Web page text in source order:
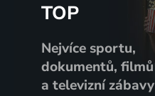
TOP
Nejvíce sportu,
dokumentů, filmů
a televizní zábavy